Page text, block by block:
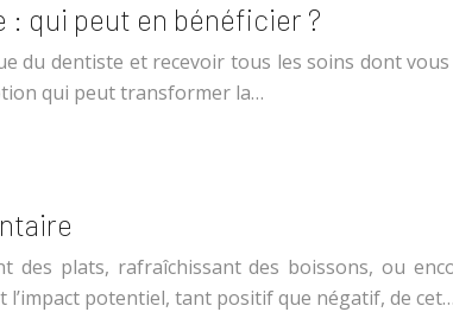
qui peut en bénéficier ?
dentiste et recevoir tous les soins dont vous
qui peut transformer la…
des plats, rafraîchissant des boissons, ou
potentiel, tant positif que négatif, de cet…